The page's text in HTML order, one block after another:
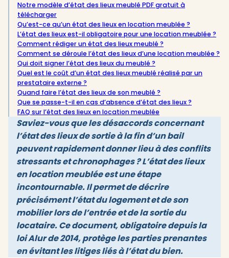
Notre modèle d’état des lieux meublé PDF gratuit à
télécharger
Qu’est-ce qu’un état des lieux en location meublée ?
L’état des lieux est-il obligatoire pour une location meublée ?
Comment rédiger un état des lieux meublé ?
Comment se déroule l’état des lieux d’une location meublée ?
Qui doit signer l’état des lieux du meublé ?
Quel est le coût d’un état des lieux meublé réalisé par un
prestataire externe ?
Quand faire l’état des lieux de son meublé ?
Que se passe-t-il en cas d’absence d’état des lieux ?
FAQ sur l’état des lieux en location meublée
Saviez-vous que les désaccords concernant
l’état des lieux de sortie à la fin d’un bail
peuvent rapidement donner lieu à des conflits
stressants et chronophages ? L’état des lieux
en location meublée est une étape
incontournable. Il permet de décrire
précisément l’état du logement et de son
mobilier lors de l’entrée et de la sortie du
locataire. Ce document, obligatoire depuis la
loi Alur de 2014, protège les parties prenantes
en évitant les litiges liés à l’état du bien.